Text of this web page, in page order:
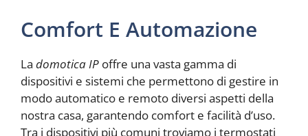
Comfort E Automazione
La domotica IP offre una vasta gamma di
dispositivi e sistemi che permettono di gestire in
modo automatico e remoto diversi aspetti della
nostra casa, garantendo comfort e facilità d’uso.
Tra i dispositivi più comuni troviamo i termostati